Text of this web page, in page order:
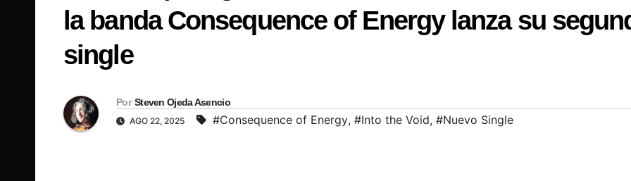
la banda Consequence of Energy lanza su
single
Por Steven Ojeda Asencio
AGO 22, 2025 #Consequence of Energy, #Into the Void, #Nuevo Single